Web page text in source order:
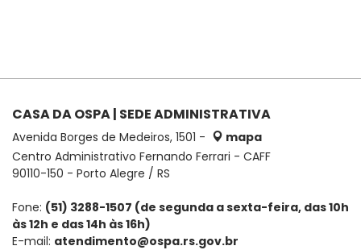
CASA DA OSPA | SEDE ADMINISTRATIVA
Avenida Borges de Medeiros, 1501 -
mapa
Centro Administrativo Fernando Ferrari - CAFF
90110-150 - Porto Alegre / RS
Fone: (51) 3288-1507 (de segunda a sexta-feira, das 10h
às 12h e das 14h às 16h)
E-mail: atendimento@ospa.rs.gov.br